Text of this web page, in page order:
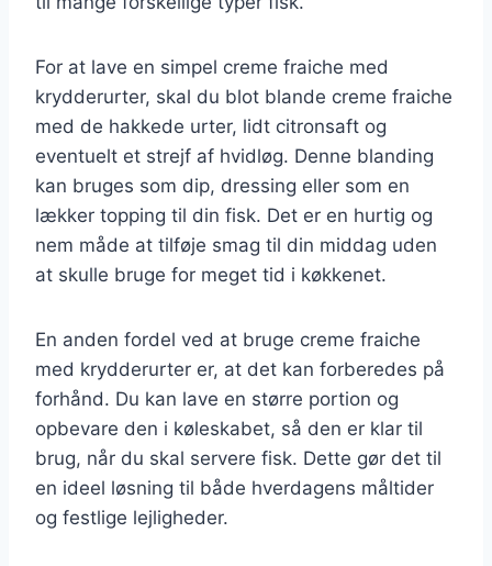
For at lave en simpel creme fraiche med
krydderurter, skal du blot blande creme fraiche
med de hakkede urter, lidt citronsaft og
eventuelt et strejf af hvidløg. Denne blanding
kan bruges som dip, dressing eller som en
lækker topping til din fisk. Det er en hurtig og
nem måde at tilføje smag til din middag uden
at skulle bruge for meget tid i køkkenet.
En anden fordel ved at bruge creme fraiche
med krydderurter er, at det kan forberedes på
forhånd. Du kan lave en større portion og
opbevare den i køleskabet, så den er klar til
brug, når du skal servere fisk. Dette gør det til
en ideel løsning til både hverdagens måltider
og festlige lejligheder.